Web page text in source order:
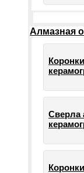
Алмазная
Сверла